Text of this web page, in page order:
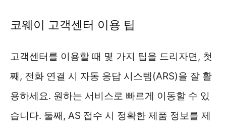
코웨이 고객센터 이용 팁
고객센터를 이용할 때 몇 가지 팁을 드리자면, 첫
째, 전화 연결 시 자동 응답 시스템(ARS)을 잘 활
용하세요. 원하는 서비스로 빠르게 이동할 수 있
습니다. 둘째, AS 접수 시 정확한 제품 정보를 제